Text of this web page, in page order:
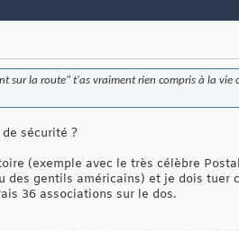
sur la route" t'as vraiment rien compris à la vie
sécurité ?
(exemple avec le très célèbre
des gentils américains) et je dois tuer
36 associations sur le dos.